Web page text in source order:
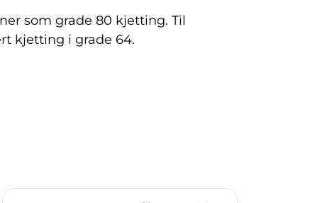
som grade 80 kjetting. Til
kjetting i grade 64.